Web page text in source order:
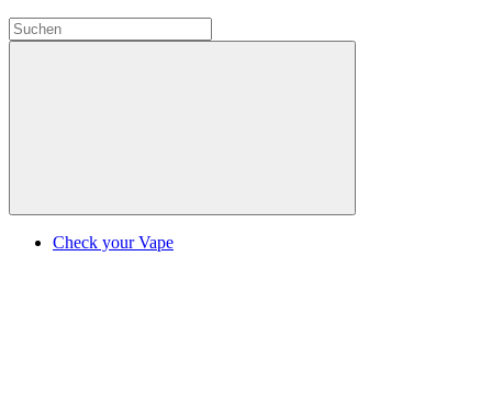
Check your Vape